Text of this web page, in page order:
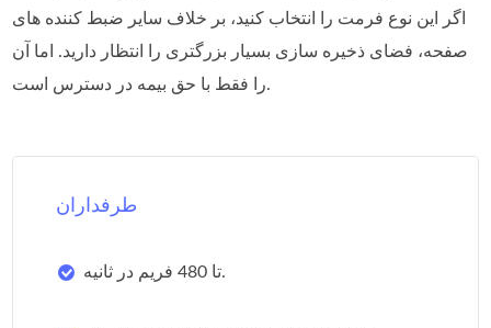
اگر این نوع فرمت را انتخاب کنید، بر خلاف سایر ضبط کننده های
صفحه، فضای ذخیره سازی بسیار بزرگتری را انتظار دارید. اما آن
را فقط با حق بیمه در دسترس است.
طرفداران
تا 480 فریم در ثانیه.